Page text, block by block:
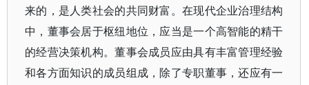
来的，是人类社会的共同财富。在现代企业治理结构
中，董事会居于枢纽地位，应当是一个高智能的精干
的经营决策机构。董事会成员应由具有丰富管理经验
和各方面知识的成员组成，除了专职董事，还应有一